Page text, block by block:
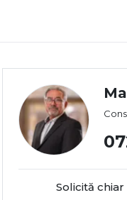
Solicită